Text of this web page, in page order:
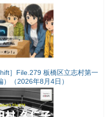
］File.279 板橋区立志村第一
（2026年8月4日）